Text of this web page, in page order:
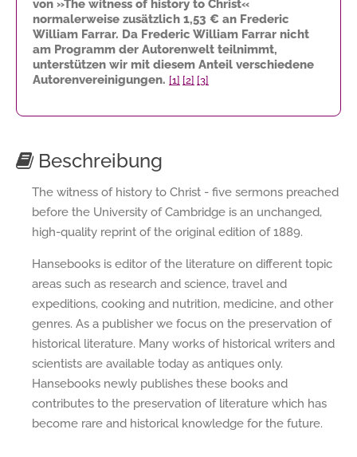
von »The witness of history to Christ«
normalerweise zusätzlich 1,53 € an Frederic
William Farrar. Da Frederic William Farrar nicht
am Programm der Autorenwelt teilnimmt,
unterstützen wir mit diesem Anteil verschiedene
Autorenvereinigungen. [1] [2] [3]
Beschreibung
The witness of history to Christ - five sermons preached
before the University of Cambridge is an unchanged,
high-quality reprint of the original edition of 1889.
Hansebooks is editor of the literature on different topic
areas such as research and science, travel and
expeditions, cooking and nutrition, medicine, and other
genres. As a publisher we focus on the preservation of
historical literature. Many works of historical writers and
scientists are available today as antiques only.
Hansebooks newly publishes these books and
contributes to the preservation of literature which has
become rare and historical knowledge for the future.